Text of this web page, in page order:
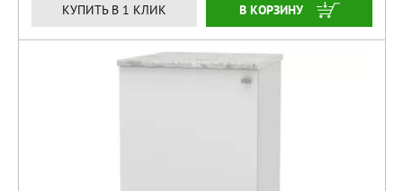
КУПИТЬ В 1 КЛИК КУПИТЬ